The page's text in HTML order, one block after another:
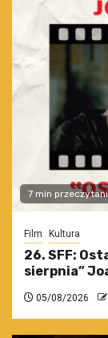
7 min
Film Kultura
26. SFF:
sierpnia”
05/08/2026